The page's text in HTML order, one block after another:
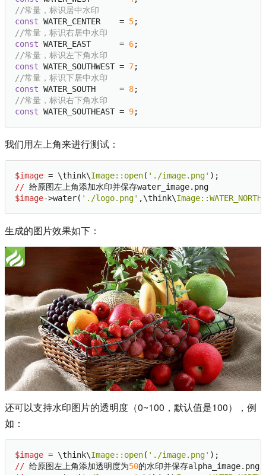
//常量，标识居中水印
const WATER_CENTER    = 5
//常量，标识右居中水印
const WATER_EAST      = 6
//常量，标识左下角水印
const WATER_SOUTHWEST = 7
//常量，标识下居中水印
const WATER_SOUTH     = 8
//常量，标识右下角水印
const WATER_SOUTHEAST = 9
我们用左上角来进行测试：
$image = \think\Image: :open( './image.png'
//
$image->water( './logo.png' ,\think\Image:
生成的图片效果如下：
还可以支持水印图片的透明度（0~100，默认值是100），例
如：
$image = \think\Image: :open( './image.png'
// 给原图左上角添加透明度为50